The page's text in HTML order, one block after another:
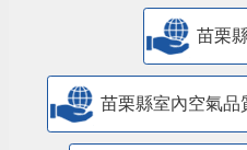
苗栗
苗栗縣室內空氣品